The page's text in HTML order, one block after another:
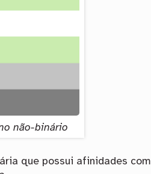
não-binário
que possui afinidades com